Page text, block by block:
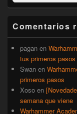
de
lateral
primaria
Comentarios
pagan en
tus primeros pasos
Swan en
primeros pasos
Xoso en
semana que viene
Warhammer